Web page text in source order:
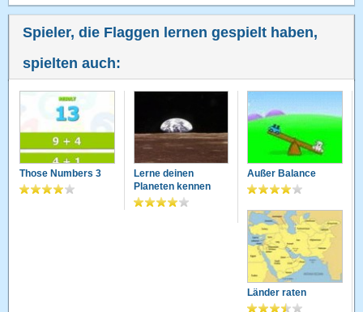
Spieler, die Flaggen lernen gespielt haben,
spielten auch:
Those Numbers 3
Lerne deinen
Planeten kennen
Außer Balance
Länder raten